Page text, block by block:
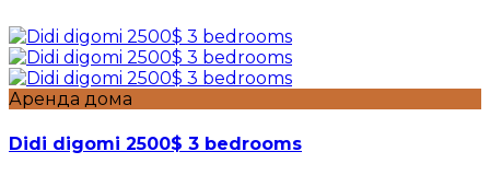
Аренда дома
Didi digomi 2500$ 3 bedrooms